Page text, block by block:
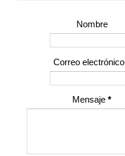
Nombre
Correo electrónico
Mensaje *